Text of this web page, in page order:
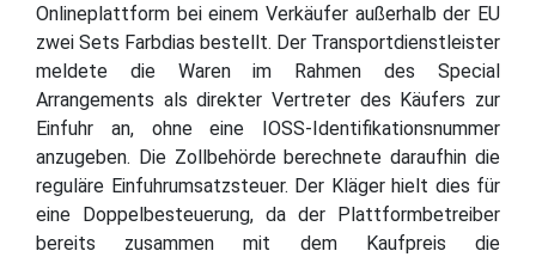
Onlineplattform bei einem Verkäufer außerhalb der EU
zwei Sets Farbdias bestellt. Der Transportdienstleister
meldete die Waren im Rahmen des Special
Arrangements als direkter Vertreter des Käufers zur
Einfuhr an, ohne eine IOSS-Identifikationsnummer
anzugeben. Die Zollbehörde berechnete daraufhin die
reguläre Einfuhrumsatzsteuer. Der Kläger hielt dies für
eine Doppelbesteuerung, da der Plattformbetreiber
bereits zusammen mit dem Kaufpreis die